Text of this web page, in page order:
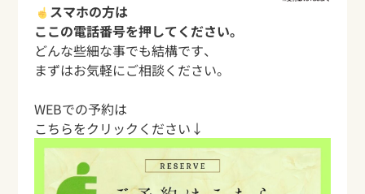
スマホの方は
ここの電話番号を押してください。
どんな些細な事でも結構です、
まずはお気軽にご相談ください。
WEBでの予約は
こちらをクリックください↓